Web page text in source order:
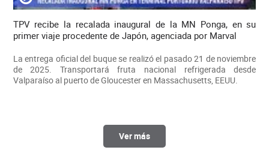
TPV recibe la recalada inaugural de la MN Ponga, en su
primer viaje procedente de Japón, agenciada por Marval
La entrega oficial del buque se realizó el pasado 21 de noviembre
de 2025. Transportará fruta nacional refrigerada desde
Valparaíso al puerto de Gloucester en Massachusetts, EEUU.
Ver más